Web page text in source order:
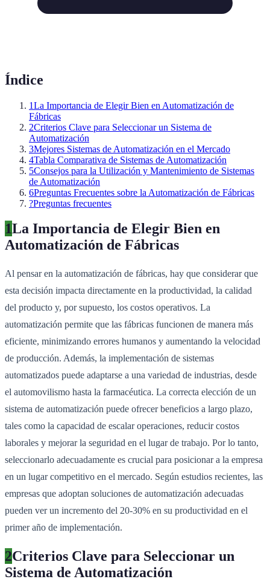
Índice
1La Importancia de Elegir Bien en Automatización de
Fábricas
2Criterios Clave para Seleccionar un Sistema de
Automatización
3Mejores Sistemas de Automatización en el Mercado
4Tabla Comparativa de Sistemas de Automatización
5Consejos para la Utilización y Mantenimiento de Sistemas
de Automatización
6Preguntas Frecuentes sobre la Automatización de Fábricas
?Preguntas frecuentes
1La Importancia de Elegir Bien en
Automatización de Fábricas
Al pensar en la automatización de fábricas, hay que considerar que
esta decisión impacta directamente en la productividad, la calidad
del producto y, por supuesto, los costos operativos. La
automatización permite que las fábricas funcionen de manera más
eficiente, minimizando errores humanos y aumentando la velocidad
de producción. Además, la implementación de sistemas
automatizados puede adaptarse a una variedad de industrias, desde
el automovilismo hasta la farmacéutica. La correcta elección de un
sistema de automatización puede ofrecer beneficios a largo plazo,
tales como la capacidad de escalar operaciones, reducir costos
laborales y mejorar la seguridad en el lugar de trabajo. Por lo tanto,
seleccionarlo adecuadamente es crucial para posicionar a la empresa
en un lugar competitivo en el mercado. Según estudios recientes, las
empresas que adoptan soluciones de automatización adecuadas
pueden ver un incremento del 20-30% en su productividad en el
primer año de implementación.
2Criterios Clave para Seleccionar un
Sistema de Automatización